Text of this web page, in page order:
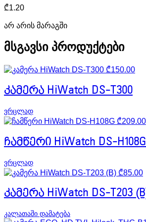
₾1.20
არ არის მარაგში
მსგავსი პროდუქტები
₾150.00
კამერა HiWatch DS-T300
ვრცლად
₾209.00
ჩამწერი HiWatch DS-H108G
ვრცლად
₾85.00
კამერა HiWatch DS-T203
კალათაში დამატება